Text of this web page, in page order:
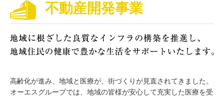
不動産開発事業
高齢化が進み、地域と医療が、街づくりが見直されてきました。
オーエスグループでは、地域の皆様が安心して充実した医療を受